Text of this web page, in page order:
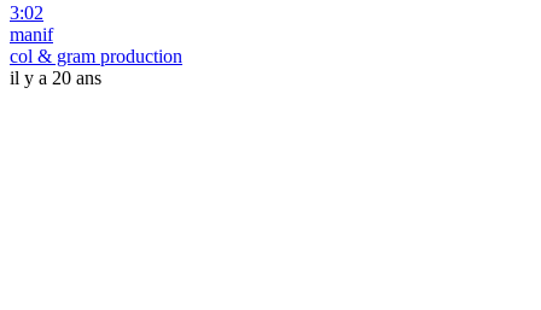
3:02
manif
col & gram production
il y a 20 ans